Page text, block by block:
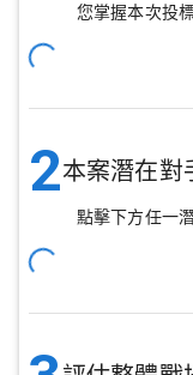
您掌握本次投
2本案潛在對
點擊下方任一